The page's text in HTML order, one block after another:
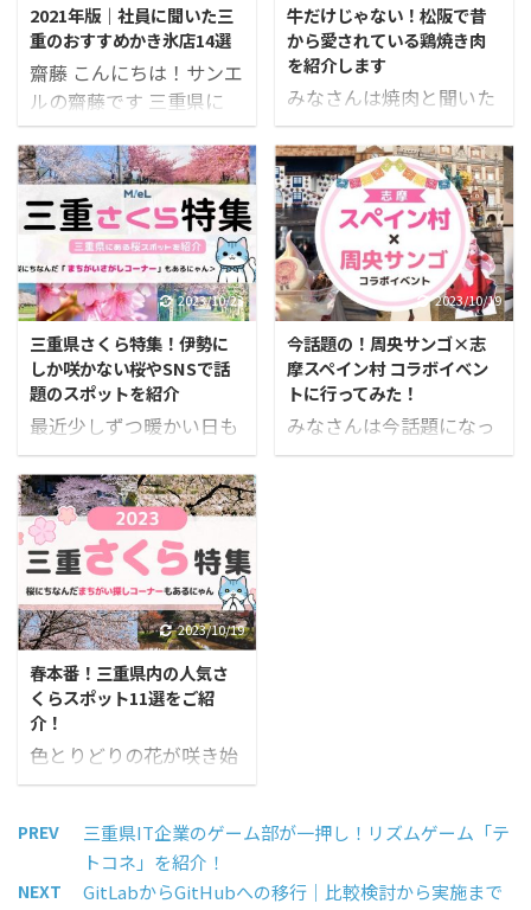
2021年版｜社員に聞いた三
重のおすすめかき氷店14選
齋藤 こんにちは！サンエ
ルの齋藤です 三重県に
は、おいしいかき氷がた
くさんあります！ という
ことで早速、三重県のお
すすめかき氷の紹介記事
を作成しました。 今回
は、社内アンケートでお
すすめされたお店や、
SNSで気になっているお
店を14店舗紹介します
ね。 ガーデンカフェルー
ベル この投稿を
Instagramで見る 松阪農
業公園ベルファーム
(@matsusakanogyokoe
n_bellfarm)がシェアし
た投稿 ガーデンカフェル
ーベルは、「食育」「緑
育」「健育」をコンセプ
トにした農業公園「ベル
ファーム」の中 ...
牛だけじゃない！松阪で昔
から愛されている鶏焼き肉
を紹介します
みなさんは焼肉と聞いた
とき、何の肉を思い浮か
べますか？ 多くの人は牛
肉や豚肉を想像するので
はないでしょうか。 とこ
ろが松阪市で焼肉という
と、有名な松阪牛ではな
く鶏の焼肉を思い浮かべ
る人が少なくありませ
ん。 その理由は、松阪で
は鶏を焼肉で食べる文化
『鶏焼き肉』が浸透して
おり、市民の間でとても
2023/10/23
三重県さくら特集！伊勢に
しか咲かない桜やSNSで話
題のスポットを紹介
最近少しずつ暖かい日も
増え、春が近づいてきた
な～と感じています。 春
といえば、これから開花
してくる「桜」ですよ
ね！ 三重県には、日本さ
くらの会「日本さくら名
所100選」に選定された
名所や、「絶景だ！」と
SNSで話題のスポットが
あるんです。 地元民とし
ては、訪れてほしい場所
ばかり！ ということで、
三重県の桜の名所を集め
て特集記事にしましたの
で、ぜひご覧ください♬
西川 今年の春はお花見が
2023/10/19
今話題の！周央サンゴ×志
摩スペイン村 コラボイベン
トに行ってみた！
みなさんは今話題になっ
ている「志摩スペイン
ームに換算すると約24個
分だそうです…！ 地元民
にはとっても有名なスペ
2023/10/19
春本番！三重県内の人気さ
くらスポット11選をご紹
介！
色とりどりの花が咲き始
め、空気も温かくなり、
けしたくなる季節がやっ
てきました。 春のお出か
けといえば「お花見」は
PREV
三重県IT企業のゲーム部が一押し！リズムゲーム「テ
トコネ」を紹介！
NEXT
GitLabからGitHubへの移行｜比較検討から実施まで